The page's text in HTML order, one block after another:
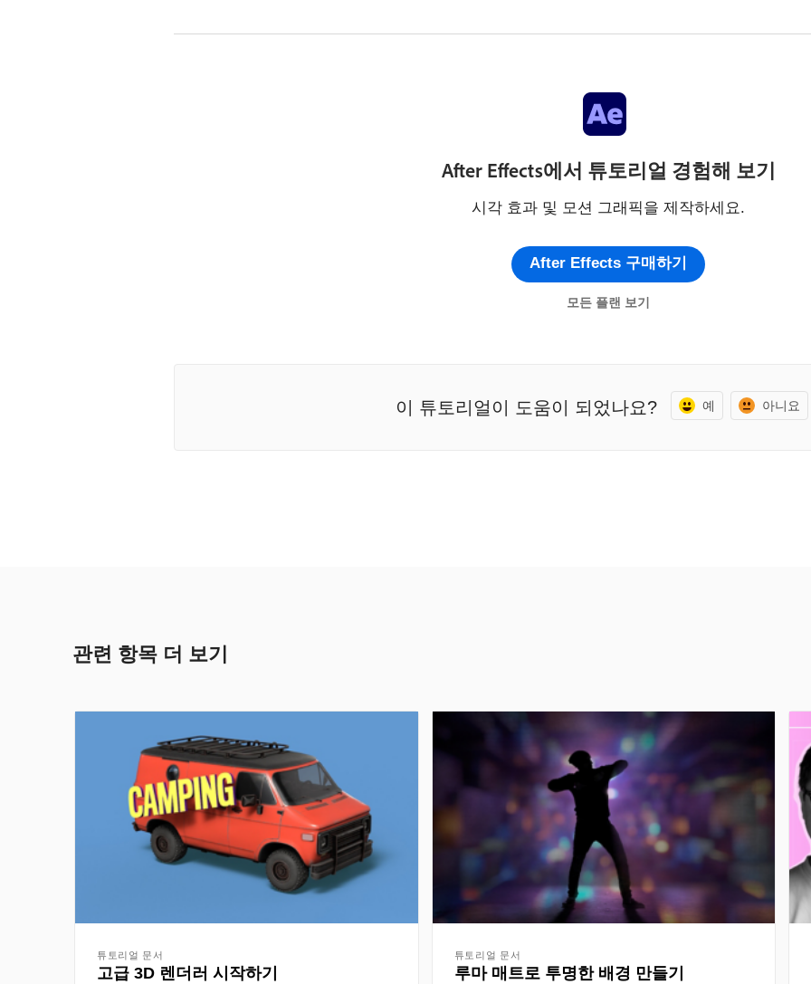
After Effects에서 튜토리얼 경험해 보기
시각 효과 및 모션 그래픽을 제작하세요.
After Effects 구매하기
모든 플랜 보기
이 튜토리얼이 도움이 되었나요? 예 아니요
관련 항목 더 보기
튜토리얼 문서
고급 3D 렌더러 시작하기
튜토리얼 문서
루마 매트로 투명한 배경 만들기